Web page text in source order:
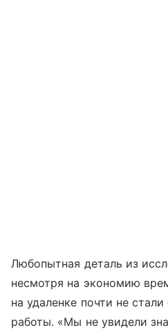
Любопытная деталь из
несмотря на экономию
на удаленке почти не
работы. «Мы не увидели